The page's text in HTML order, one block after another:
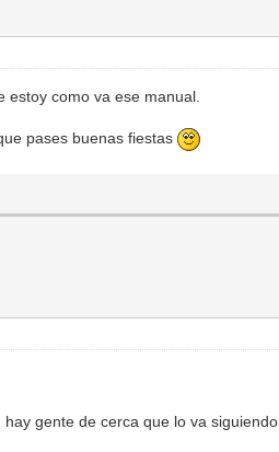
estoy como va ese manual.
pases buenas fiestas
gente de cerca que lo va siguiendo.